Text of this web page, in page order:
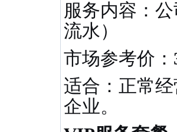
服务内容：
流水）
市场参考价：
适合：正常
企业。